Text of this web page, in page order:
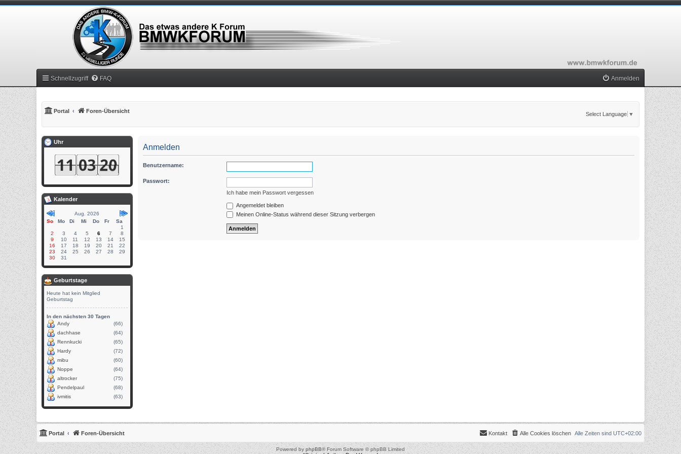
Schnellzugriff FAQ Anmelden
Portal Foren-Übersicht
Select Language ▼
Anmelden
Benutzername:
Passwort:
Ich habe mein Passwort vergessen
Angemeldet bleiben
Meinen Online-Status während dieser Sitzung verbergen
Uhr
Kalender
Aug. 2026
So
Mo Di Mi Do Fr
Sa
1
2
3 4 5 6 7
8
9
10 11 12 13 14
15
16
17 18 19 20 21
22
23
24 25 26 27 28
29
30
31
Geburtstage
Heute hat kein Mitglied
Geburtstag
In den nächsten 30 Tagen
Andy
(66)
dachhase
(64)
Rennkucki
(65)
Hardy
(72)
mibu
(60)
Noppe
(64)
altrocker
(75)
Pendelpaul
(68)
ivmitis
(63)
Portal Foren-Übersicht Alle Zeiten sind UTC+02:00
Alle Cookies löschen
Kontakt
Powered byphpBB® Forum Software © phpBB Limited